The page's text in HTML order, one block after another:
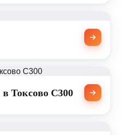
Токсово С300